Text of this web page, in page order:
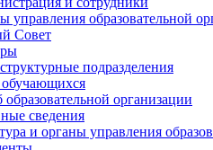
управления образовательной
Совет
подразделения
организации
сведения
и органы управления